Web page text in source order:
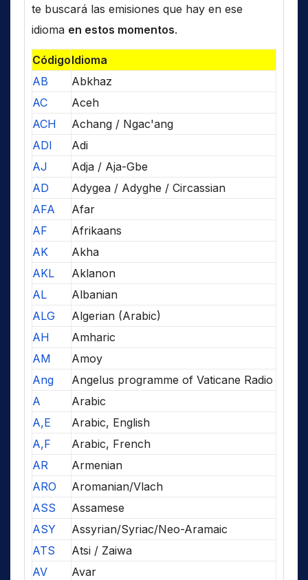
te buscará las emisiones que hay en ese
idioma en estos momentos.
CódigoIdioma
AB
Abkhaz
AC
Aceh
ACH
Achang / Ngac'ang
ADI
Adi
AJ
Adja / Aja-Gbe
AD
Adygea / Adyghe / Circassian
AFA
Afar
AF
Afrikaans
AK
Akha
AKL
Aklanon
AL
Albanian
ALG
Algerian (Arabic)
AH
Amharic
AM
Amoy
Ang
Angelus programme of Vaticane Radio
A
Arabic
A,E
Arabic, English
A,F
Arabic, French
AR
Armenian
ARO
Aromanian/Vlach
ASS
Assamese
ASY
Assyrian/Syriac/Neo-Aramaic
ATS
Atsi / Zaiwa
AV
Avar